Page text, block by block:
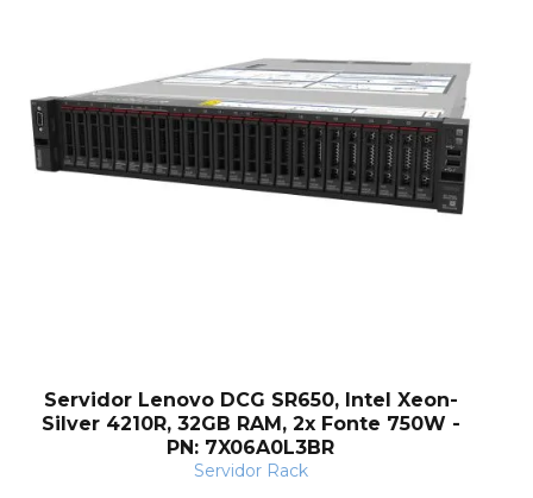
Servidor Lenovo DCG SR650, Intel Xeon-
Silver 4210R, 32GB RAM, 2x Fonte 750W -
PN: 7X06A0L3BR
Servidor Rack